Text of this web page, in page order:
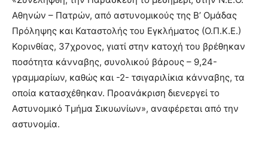
Αθηνών – Πατρών, από αστυνομικούς της Β’ Ομάδας
Πρόληψης και Καταστολής του Εγκλήματος (Ο.Π.Κ.Ε.)
Κορινθίας, 37χρονος, γιατί στην κατοχή του βρέθηκαν
ποσότητα κάνναβης, συνολικού βάρους – 9,24-
γραμμαρίων, καθώς και -2- τσιγαριλίκια κάνναβης, τα
οποία κατασχέθηκαν. Προανάκριση διενεργεί το
Αστυνομικό Τμήμα Σικυωνίων», αναφέρεται από την
αστυνομία.